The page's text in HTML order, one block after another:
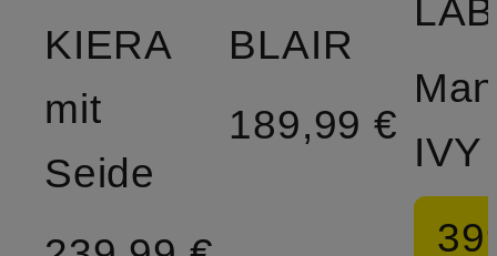
KIERA
mit
Seide
BLAIR
189,99 €
IVY